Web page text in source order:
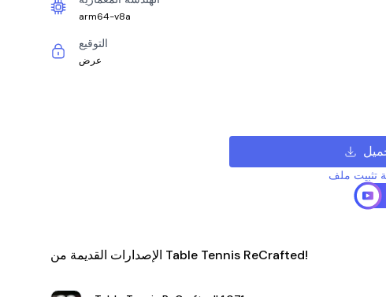
arm64-v8a
التوقيع
عرض
الإصدارات القديمة من Table Tennis ReCrafted!